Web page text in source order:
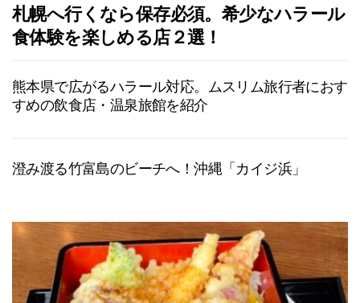
札幌へ行くなら保存必須。希少なハラール
食体験を楽しめる店２選！
熊本県で広がるハラール対応。ムスリム旅行者におす
すめの飲食店・温泉旅館を紹介
澄み渡る竹富島のビーチへ！沖縄「カイジ浜」